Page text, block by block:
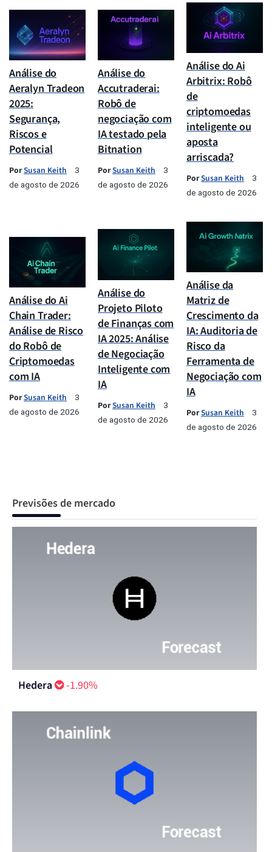
Análise do
Aeralyn Tradeon
2025:
Segurança,
Riscos e
Potencial
PorSusan Keith
3
de agosto de 2026
Análise do
Accutraderai:
Robô de
negociação com
IA testado pela
Bitnation
PorSusan Keith
3
de agosto de 2026
Análise do Ai
Arbitrix: Robô
de
criptomoedas
inteligente ou
aposta
arriscada?
PorSusan Keith
3
de agosto de 2026
Análise do Ai
Chain Trader:
Análise de Risco
do Robô de
Criptomoedas
com IA
PorSusan Keith
3
de agosto de 2026
Análise do
Projeto Piloto
de Finanças com
IA 2025: Análise
de Negociação
Inteligente com
IA
PorSusan Keith
3
de agosto de 2026
Análise da
Matriz de
Crescimento da
IA: Auditoria de
Risco da
Ferramenta de
Negociação com
IA
PorSusan Keith
3
de agosto de 2026
Previsões de mercado
Hedera -1.90%